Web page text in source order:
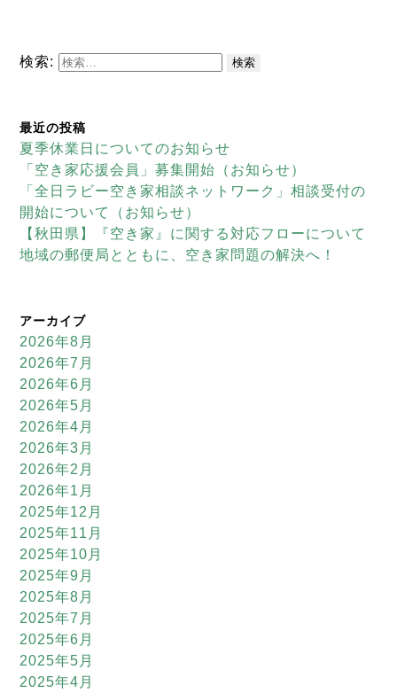
検索:
最近の投稿
夏季休業日についてのお知らせ
「空き家応援会員」募集開始（お知らせ）
「全日ラビー空き家相談ネットワーク」相談受付の
開始について（お知らせ）
【秋田県】『空き家』に関する対応フローについて
地域の郵便局とともに、空き家問題の解決へ！
アーカイブ
2026年8月
2026年7月
2026年6月
2026年5月
2026年4月
2026年3月
2026年2月
2026年1月
2025年12月
2025年11月
2025年10月
2025年9月
2025年8月
2025年7月
2025年6月
2025年5月
2025年4月